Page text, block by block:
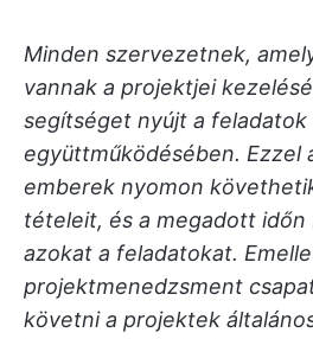
Minden szervezetnek,
vannak a projektjei
segítséget nyújt a feladatok
együttműködésében. Ezzel
emberek nyomon
tételeit, és a megadott
azokat a feladatokat.
projektmenedzsment
követni a projektek